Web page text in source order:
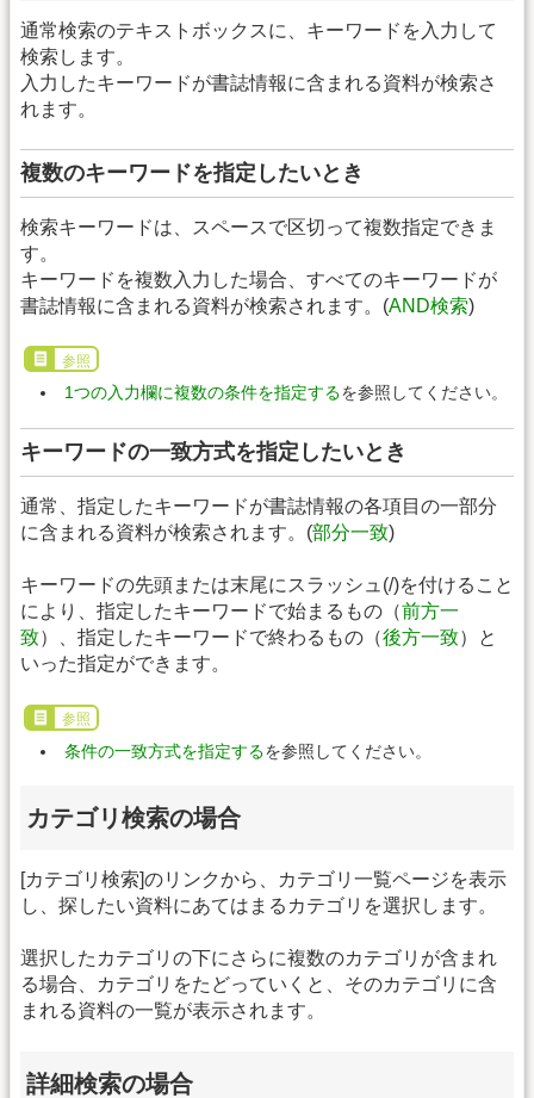
通常検索のテキストボックスに、キーワードを入力して
検索します。
入力したキーワードが書誌情報に含まれる資料が検索さ
れます。
複数のキーワードを指定したいとき
検索キーワードは、スペースで区切って複数指定できま
す。
キーワードを複数入力した場合、すべてのキーワードが
書誌情報に含まれる資料が検索されます。(AND検索)
参照
1つの入力欄に複数の条件を指定するを参照してください。
キーワードの一致方式を指定したいとき
通常、指定したキーワードが書誌情報の各項目の一部分
に含まれる資料が検索されます。(部分一致)
キーワードの先頭または末尾にスラッシュ(/)を付けること
により、指定したキーワードで始まるもの（前方一
致）、指定したキーワードで終わるもの（後方一致）と
いった指定ができます。
参照
条件の一致方式を指定するを参照してください。
カテゴリ検索の場合
[カテゴリ検索]のリンクから、カテゴリ一覧ページを表示
し、探したい資料にあてはまるカテゴリを選択します。
選択したカテゴリの下にさらに複数のカテゴリが含まれ
る場合、カテゴリをたどっていくと、そのカテゴリに含
まれる資料の一覧が表示されます。
詳細検索の場合